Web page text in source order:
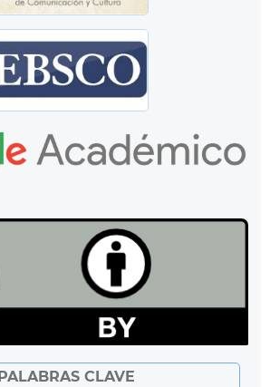
PALABRAS CLAVE